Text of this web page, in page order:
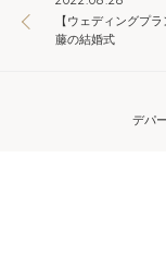
【ウェディングプ
藤の結婚式
デパ